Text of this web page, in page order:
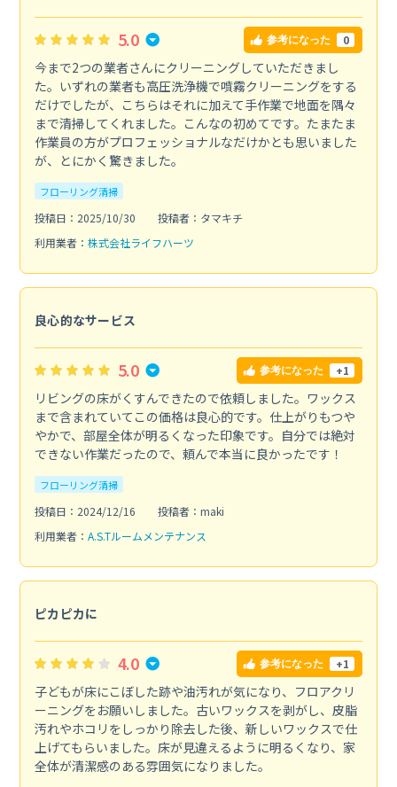
5.0 参考になった 0
今まで2つの業者さんにクリーニングしていただきまし
た。いずれの業者も高圧洗浄機で噴霧クリーニングをする
だけでしたが、こちらはそれに加えて手作業で地面を隅々
まで清掃してくれました。こんなの初めてです。たまたま
作業員の方がプロフェッショナルなだけかとも思いました
が、とにかく驚きました。
フローリング清掃
投稿日：2025/10/30
投稿者：タマキチ
利用業者： 株式会社ライフハーツ
良心的なサービス
5.0 参考になった +1
リビングの床がくすんできたので依頼しました。ワックス
まで含まれていてこの価格は良心的です。仕上がりもつや
やかで、部屋全体が明るくなった印象です。自分では絶対
できない作業だったので、頼んで本当に良かったです！
フローリング清掃
投稿日：2024/12/16
投稿者：maki
利用業者： A.S.Tルームメンテナンス
ピカピカに
4.0 参考になった +1
子どもが床にこぼした跡や油汚れが気になり、フロアクリ
ーニングをお願いしました。古いワックスを剥がし、皮脂
汚れやホコリをしっかり除去した後、新しいワックスで仕
上げてもらいました。床が見違えるように明るくなり、家
全体が清潔感のある雰囲気になりました。